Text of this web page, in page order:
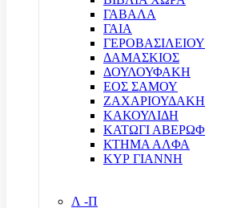
ΓΑΒΑΛΑ
ΓΑΙΑ
ΓΕΡΟΒΑΣΙΛΕΙΟΥ
ΔΑΜΑΣΚΙΟΣ
ΔΟΥΛΟΥΦΑΚΗ
ΕΟΣ ΣΑΜΟΥ
ΖΑΧΑΡΙΟΥΔΑΚΗ
ΚΑΚΟΥΛΙΔΗ
ΚΑΤΩΓΙ ΑΒΕΡΩΦ
ΚΤΗΜΑ ΑΛΦΑ
ΚΥΡ ΓΙΑΝΝΗ
Λ -Π